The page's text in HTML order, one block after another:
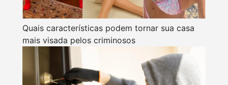
Quais características podem tornar sua casa
mais visada pelos criminosos